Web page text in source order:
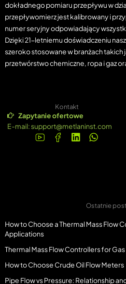
dokładnego pomiaru przepływu w
przepływomierz jest kalibrowany i
numer seryjny odpowiadający
Dzięki 21-letniemu doświadczeniu
szeroko stosowane w branżach
przetwórstwo chemiczne, ropa i gaz
Kontakt
Zapytanie ofertowe
E-mail:support@metlaninst.com
Ostatnie
How to Choose a Thermal Mass Flow
Applications
Thermal Mass Flow Controllers for
How to Choose Crude Oil Flow Meters
Pipe Flow vs Pressure: Relationship